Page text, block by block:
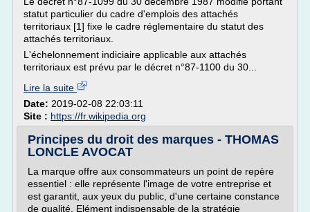
statut particulier du cadre d'emplois des attachés
territoriaux [1] fixe le cadre réglementaire du statut des
attachés territoriaux.
L'échelonnement indiciaire applicable aux attachés
territoriaux est prévu par le décret n°87-1100 du 30...
Lire la suite
Date: 2019-02-08 22:03:11
Site : https://fr.wikipedia.org
Principes du droit des marques - THOMAS
LONCLE AVOCAT
La marque offre aux consommateurs un point de repère
essentiel : elle représente l'image de votre entreprise et
est garantit, aux yeux du public, d'une certaine constance
de qualité. Elément indispensable de la stratégie